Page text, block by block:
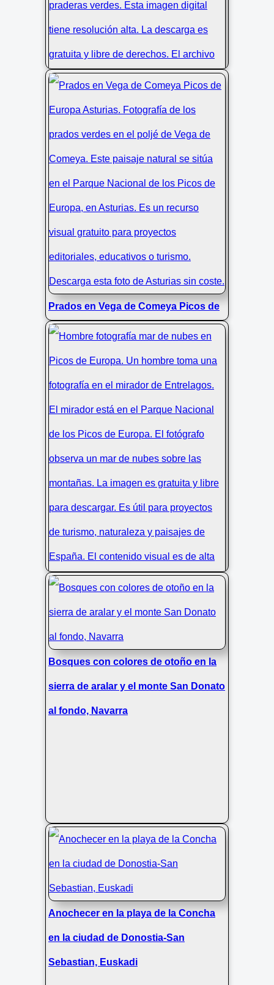
Foto del Lago de Ercina en Picos de
Europa
Prados en Vega de Comeya Picos de
Europa Asturias
Hombre fotografía mar de nubes en
Picos de Europa
Bosques con colores de otoño en la
sierra de aralar y el monte San Donato
al fondo, Navarra
Anochecer en la playa de la Concha
en la ciudad de Donostia-San
Sebastian, Euskadi